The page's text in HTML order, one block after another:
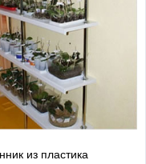
из пластика